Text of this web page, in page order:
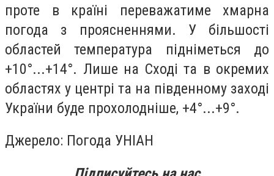
проте в країні переважатиме хмарна
погода з проясненнями. У більшості
областей температура підніметься до
+10°...+14°. Лише на Сході та в окремих
областях у центрі та на південному заході
України буде прохолодніше, +4°...+9°.
Джерело: Погода УНІАН